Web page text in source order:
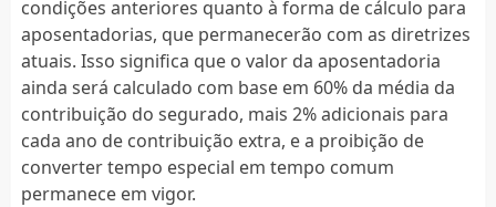
condições anteriores quanto à forma de cálculo para
aposentadorias, que permanecerão com as diretrizes
atuais. Isso significa que o valor da aposentadoria
ainda será calculado com base em 60% da média da
contribuição do segurado, mais 2% adicionais para
cada ano de contribuição extra, e a proibição de
converter tempo especial em tempo comum
permanece em vigor.